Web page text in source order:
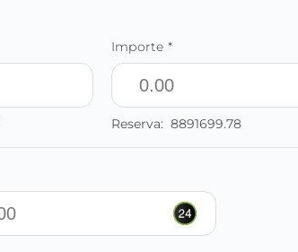
Importe *
Reserva: 8891699.78